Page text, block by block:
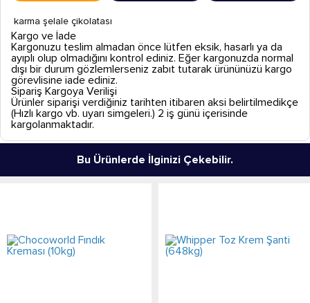
karma şelale çikolatası
Kargo ve İade
Kargonuzu teslim almadan önce lütfen eksik, hasarlı ya da
ayıplı olup olmadığını kontrol ediniz. Eğer kargonuzda normal
dışı bir durum gözlemlerseniz zabıt tutarak ürününüzü kargo
görevlisine iade ediniz.
Sipariş Kargoya Verilişi
Ürünler siparişi verdiğiniz tarihten itibaren aksi belirtilmedikçe
(Hızlı kargo vb. uyarı simgeleri.) 2 iş günü içerisinde
kargolanmaktadır.
Bu Ürünlerde İlginizi Çekebilir.